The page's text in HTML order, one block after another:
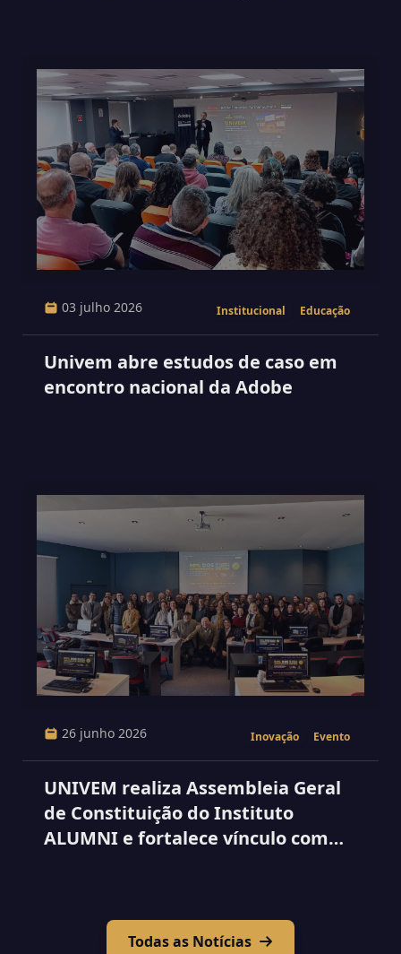
03 julho 2026 Institucional Educação
Univem abre estudos de caso em
encontro nacional da Adobe
26 junho 2026 Inovação Evento
UNIVEM realiza Assembleia Geral
de Constituição do Instituto
ALUMNI e fortalece vínculo com
Todas as Notícias